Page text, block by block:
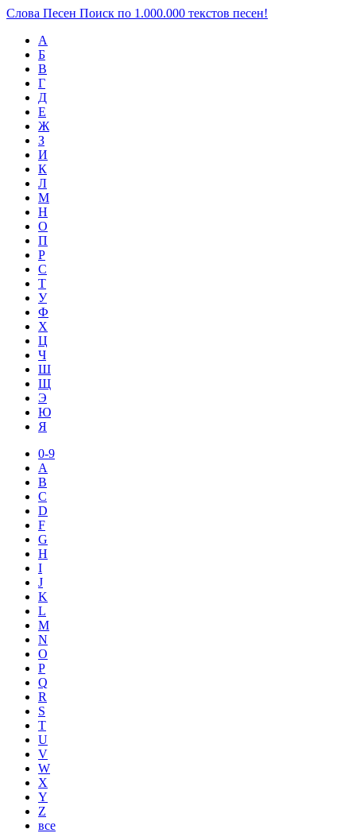
Слова Песен Поиск по 1.000.000 текстов песен!
А
Б
В
Г
Д
Е
Ж
З
И
К
Л
М
Н
О
П
Р
С
Т
У
Ф
Х
Ц
Ч
Ш
Щ
Э
Ю
Я
0-9
A
B
C
D
F
G
H
I
J
K
L
M
N
O
P
Q
R
S
T
U
V
W
X
Y
Z
все